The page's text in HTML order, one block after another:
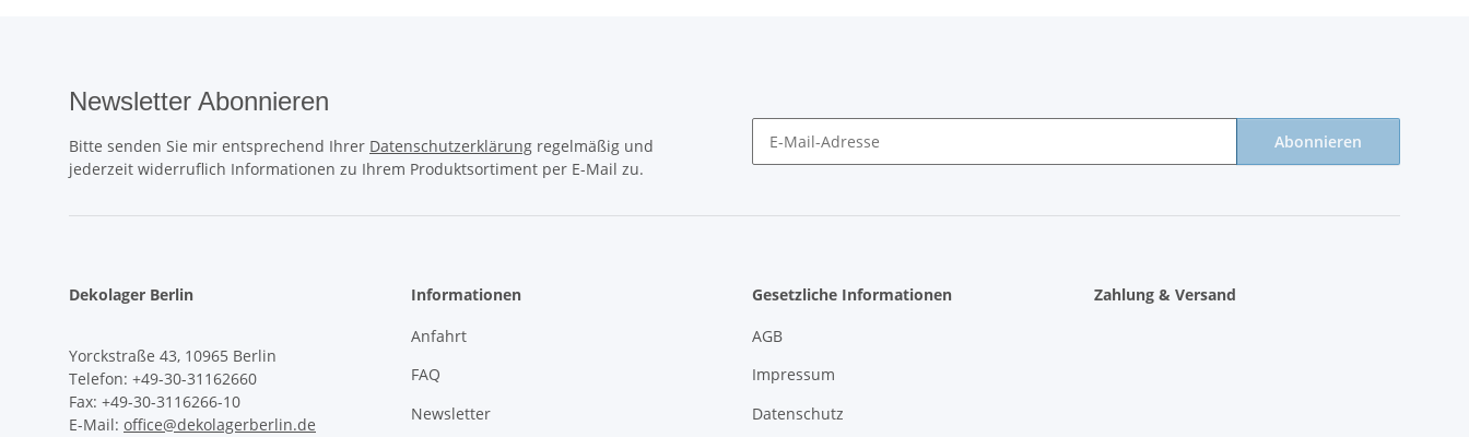
Newsletter Abonnieren
Bitte senden Sie mir entsprechend Ihrer Datenschutzerklärung regelmäßig und
jederzeit widerruflich Informationen zu Ihrem Produktsortiment per E-Mail zu.
Abonnieren
Dekolager Berlin
Yorckstraße 43, 10965 Berlin
Telefon: +49-30-31162660
Fax: +49-30-3116266-10
E-Mail: office@dekolagerberlin.de
Informationen
Anfahrt
FAQ
Newsletter
Gesetzliche Informationen
AGB
Impressum
Datenschutz
Zahlung & Versand